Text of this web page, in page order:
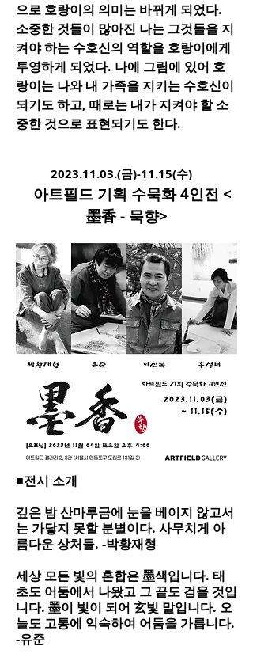
으로 호랑이의 의미는 바뀌게 되었다.
소중한 것들이 많아진 나는 그것들을 지
켜야 하는 수호신의 역할을 호랑이에게
투영하게 되었다. 나에 그림에 있어 호
랑이는 나와 내 가족을 지키는 수호신이
되기도 하고, 때로는 내가 지켜야 할 소
중한 것으로 표현되기도 한다.
2023.11.03.(금)-11.15(수)
아트필드 기획 수묵화 4인전 <
墨香 - 묵향>
■전시 소개
깊은 밤 산마루금에 눈을 베이지 않고서
는 가닿지 못할 분별이다. 사무치게 아
름다운 상처들. -박황재형
세상 모든 빛의 혼합은 墨색입니다. 태
초도 어둠에서 나왔고 그 끝도 검을 것입
니다. 墨이 빛이 되어 玄빛 말입니다. 오
늘도 고통에 익숙하여 어둠을 가릅니다.
-유준